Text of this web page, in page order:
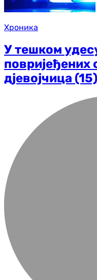
Хроника
У тешком
дјевојчица (15)